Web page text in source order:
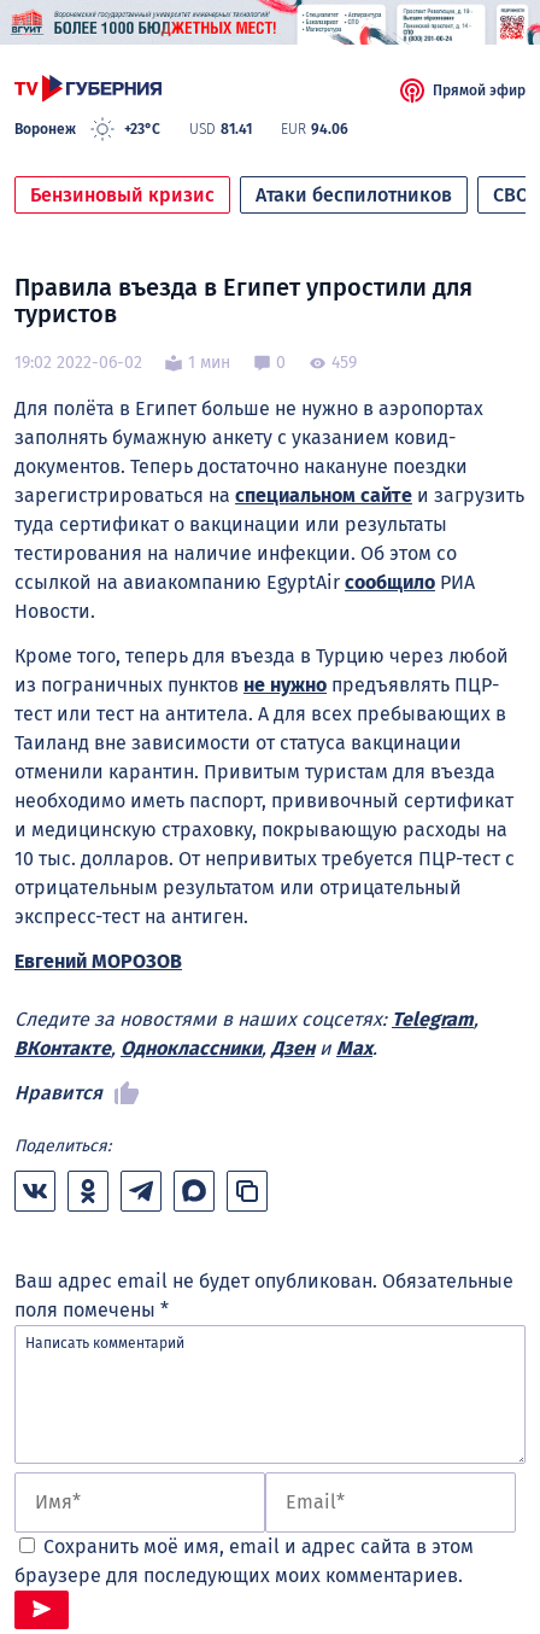
Воронеж +23°C USD 81.41 EUR 94.06
Прямой эфир
Бензиновый кризис Атаки беспилотников СВО
Правила въезда в Египет упростили для
туристов
19:02 2022-06-02 1 мин 0 459
Для полёта в Египет больше не нужно в аэропортах
заполнять бумажную анкету с указанием ковид-
документов. Теперь достаточно накануне поездки
зарегистрироваться на специальном сайте и загрузить
туда сертификат о вакцинации или результаты
тестирования на наличие инфекции. Об этом со
ссылкой на авиакомпанию EgyptAir сообщило РИА
Новости.
Кроме того, теперь для въезда в Турцию через любой
из пограничных пунктов не нужно предъявлять ПЦР-
тест или тест на антитела. А для всех пребывающих в
Таиланд вне зависимости от статуса вакцинации
отменили карантин. Привитым туристам для въезда
необходимо иметь паспорт, прививочный сертификат
и медицинскую страховку, покрывающую расходы на
10 тыс. долларов. От непривитых требуется ПЦР-тест с
отрицательным результатом или отрицательный
экспресс-тест на антиген.
Евгений МОРОЗОВ
Следите за новостями в наших соцсетях: Telegram,
ВКонтакте, Одноклассники, Дзени Max.
Нравится
Поделиться:
Ваш адрес email не будет опубликован. Обязательные
поля помечены *
Сохранить моё имя, email и адрес сайта в этом
браузере для последующих моих комментариев.